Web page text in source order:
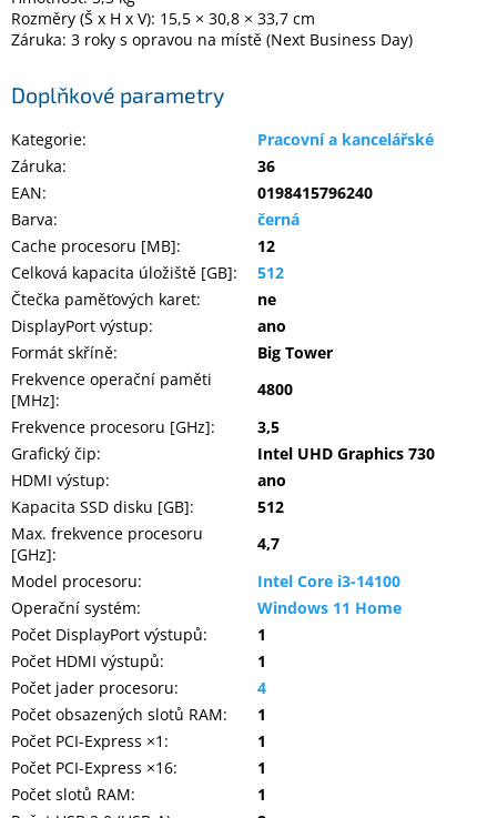
Přihlášení
Rozměry (Š x H x V): 15,5 × 30,8 × 33,7 cm
Záruka: 3 roky s opravou na místě (Next Business Day)
Doplňkové parametry
Kategorie:
Pracovní a kancelářské
Záruka:
36
EAN:
0198415796240
Barva:
černá
Cache procesoru [MB]:
12
Celková kapacita úložiště [GB]:
512
Čtečka paměťových karet:
ne
DisplayPort výstup:
ano
Formát skříně:
Big Tower
Frekvence operační paměti
[MHz]:
4800
Frekvence procesoru [GHz]:
3,5
Grafický čip:
Intel UHD Graphics 730
HDMI výstup:
ano
Kapacita SSD disku [GB]:
512
Max. frekvence procesoru
[GHz]:
4,7
Model procesoru:
Intel Core i3-14100
Operační systém:
Windows 11 Home
Počet DisplayPort výstupů:
1
Počet HDMI výstupů:
1
Počet jader procesoru:
4
Počet obsazených slotů RAM:
1
Počet PCI-Express ×1 :
1
Počet PCI-Express ×16:
1
Počet slotů RAM:
1